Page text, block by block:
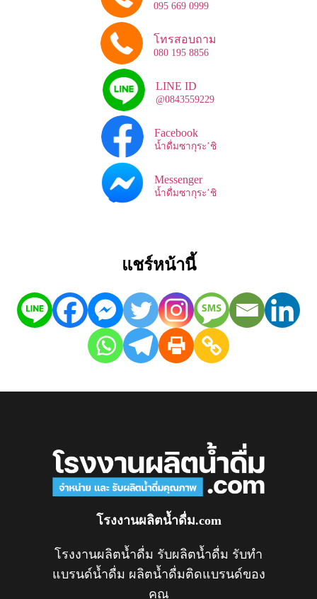
095 669 0999
โทรสอบถาม
080 195 8856
LINE ID
@0843559229
Facebook
น้ำดื่มซากุระ’ชิ
Messenger
น้ำดื่มซากุระ’ชิ
แชร์หน้านี้
โรงงานผลิตน้ำดื่ม.com
โรงงานผลิตน้ำดื่ม รับผลิตน้ำดื่ม รับทำ
แบรนด์น้ำดื่ม ผลิตน้ำดื่มติดแบรนด์ของ
คุณ